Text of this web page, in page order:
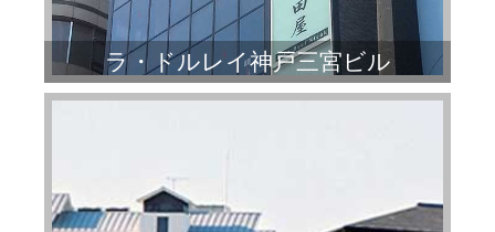
ラ・ドルレイ神戸三宮ビル